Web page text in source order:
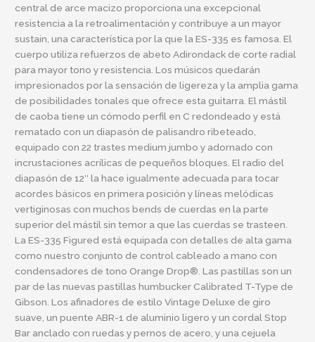
central de arce macizo proporciona una excepcional
resistencia a la retroalimentación y contribuye a un mayor
sustain, una característica por la que la ES-335 es famosa. El
cuerpo utiliza refuerzos de abeto Adirondack de corte radial
para mayor tono y resistencia. Los músicos quedarán
impresionados por la sensación de ligereza y la amplia gama
de posibilidades tonales que ofrece esta guitarra. El mástil
de caoba tiene un cómodo perfil en C redondeado y está
rematado con un diapasón de palisandro ribeteado,
equipado con 22 trastes medium jumbo y adornado con
incrustaciones acrílicas de pequeños bloques. El radio del
diapasón de 12″ la hace igualmente adecuada para tocar
acordes básicos en primera posición y líneas melódicas
vertiginosas con muchos bends de cuerdas en la parte
superior del mástil sin temor a que las cuerdas se trasteen.
La ES-335 Figured está equipada con detalles de alta gama
como nuestro conjunto de control cableado a mano con
condensadores de tono Orange Drop®. Las pastillas son un
par de las nuevas pastillas humbucker Calibrated T-Type de
Gibson. Los afinadores de estilo Vintage Deluxe de giro
suave, un puente ABR-1 de aluminio ligero y un cordal Stop
Bar anclado con ruedas y pernos de acero, y una cejuela